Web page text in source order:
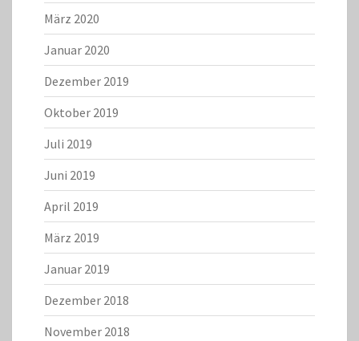
März 2020
Januar 2020
Dezember 2019
Oktober 2019
Juli 2019
Juni 2019
April 2019
März 2019
Januar 2019
Dezember 2018
November 2018